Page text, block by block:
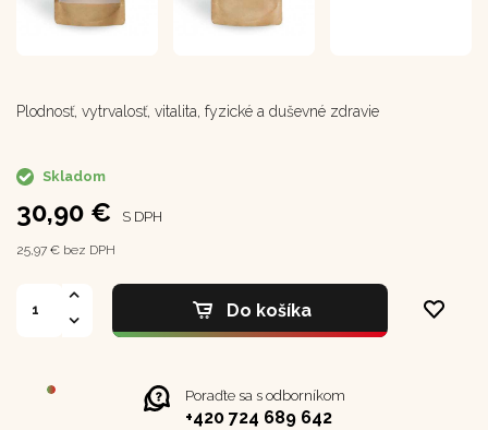
Plodnosť, vytrvalosť, vitalita, fyzické a duševné zdravie
Skladom
30,90 € S DPH
25,97 € bez DPH
Do košíka
Poraďte sa s odborníkom
+420 724 689 642